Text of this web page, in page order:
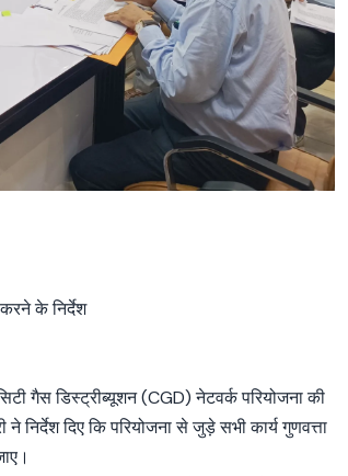
के निर्देश
गैस डिस्ट्रीब्यूशन (CGD) नेटवर्क परियोजना की
निर्देश दिए कि परियोजना से जुड़े सभी कार्य गुणवत्ता